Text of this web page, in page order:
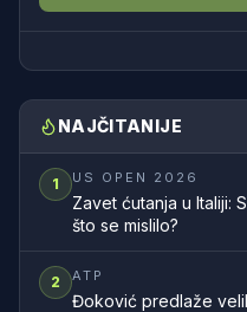
NAJČITANIJE
1 US OPEN 2026
Zavet ćutanja u Italiji:
što se mislilo?
2 ATP
Đoković predlaže